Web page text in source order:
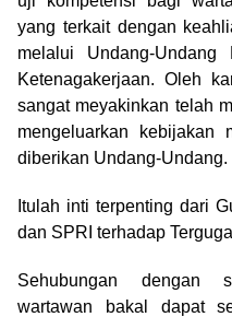
yang terkait dengan
melalui Undang-
Ketenagakerjaan. Oleh
sangat meyakinkan telah
mengeluarkan kebijakan
diberikan Undang-Undang.
Itulah inti terpenting dari
dan SPRI terhadap
Sehubungan dengan
wartawan bakal dapat